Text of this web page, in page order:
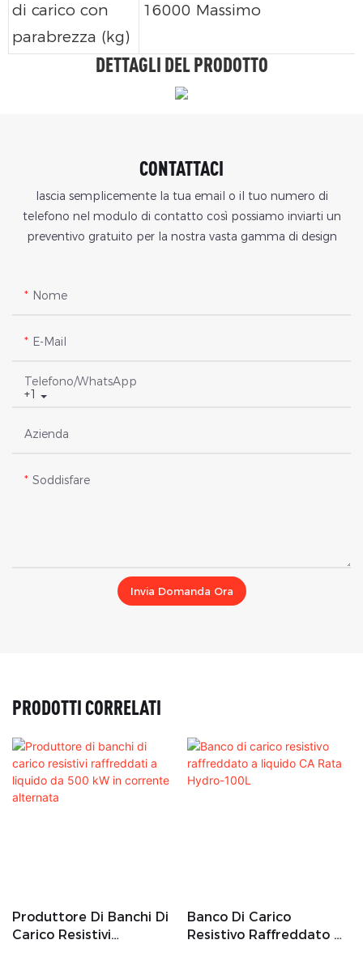
di carico con
parabrezza (kg)
16000 Massimo
DETTAGLI DEL PRODOTTO
CONTATTACI
lascia semplicemente la tua email o il tuo numero di
telefono nel modulo di contatto così possiamo inviarti un
preventivo gratuito per la nostra vasta gamma di design
Nome
E-Mail
+1
Telefono/WhatsApp
Azienda
Soddisfare
Invia Domanda Ora
PRODOTTI CORRELATI
Produttore Di Banchi Di
Carico Resistivi
Banco Di Carico
Resistivo Raffreddato A